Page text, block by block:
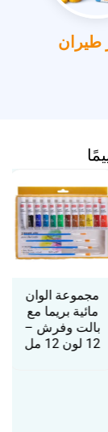
طيران
مجموعة الوان
مائية بريما مع
بالت وفرش –
12 لون 12 مل